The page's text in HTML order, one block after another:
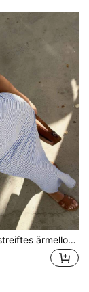
1 Stück Damen gestreiftes ärmelloses Kleid mit Seitenschlitz, sexy rückenfreies gestreiftes Kleid elegant für den Sommer